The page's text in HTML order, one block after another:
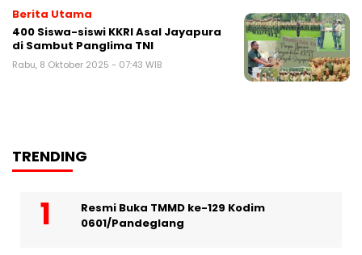
Berita Utama
400 Siswa-siswi KKRI Asal Jayapura
di Sambut Panglima TNI
Rabu, 8 Oktober 2025 - 07:43 WIB
TRENDING
Resmi Buka TMMD ke-129 Kodim
0601/Pandeglang